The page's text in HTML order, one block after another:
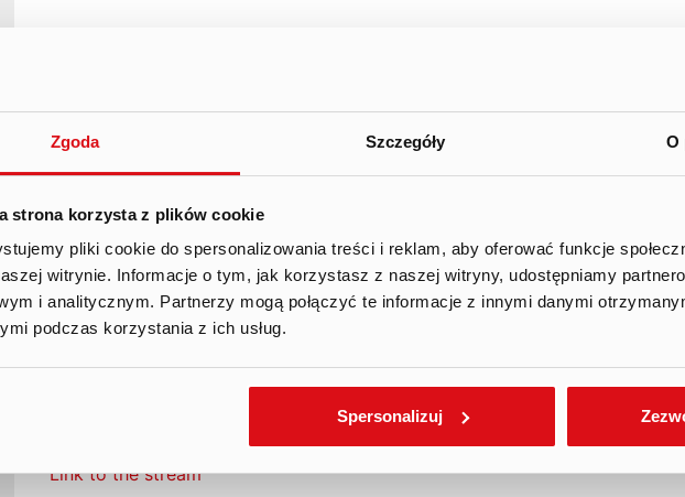
Zgoda Szczegóły O
strona korzysta z plików cookie
pliki cookie do spersonalizowania treści i reklam, aby oferować funkcje
witrynie. Informacje o tym, jak korzystasz z naszej witryny, udostępniamy
i analitycznym. Partnerzy mogą połączyć te informacje z innymi danymi
podczas korzystania z ich usług.
Spersonalizuj
Consolidated quarterly report for Q3 2025
Q3 2025 video conference
Link to the stream